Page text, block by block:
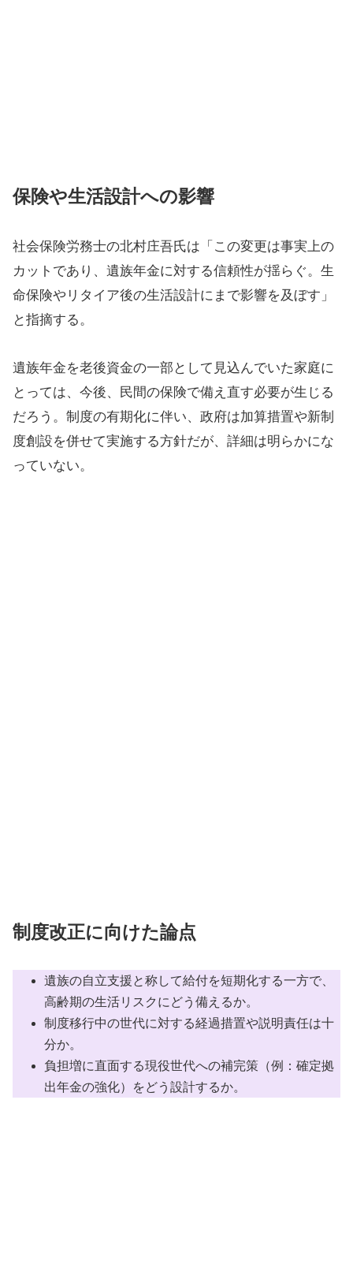
保険や生活設計への影響
社会保険労務士の北村庄吾氏は「この変更は事実上の
カットであり、遺族年金に対する信頼性が揺らぐ。生
命保険やリタイア後の生活設計にまで影響を及ぼす」
と指摘する。
遺族年金を老後資金の一部として見込んでいた家庭に
とっては、今後、民間の保険で備え直す必要が生じる
だろう。制度の有期化に伴い、政府は加算措置や新制
度創設を併せて実施する方針だが、詳細は明らかにな
っていない。
制度改正に向けた論点
遺族の自立支援と称して給付を短期化する一方で、
高齢期の生活リスクにどう備えるか。
制度移行中の世代に対する経過措置や説明責任は十
分か。
負担増に直面する現役世代への補完策（例：確定拠
出年金の強化）をどう設計するか。